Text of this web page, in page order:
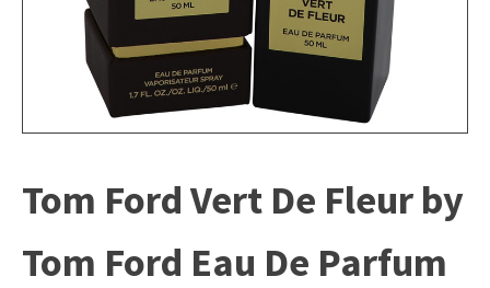
Tom Ford Vert De Fleur by
Tom Ford Eau De Parfum